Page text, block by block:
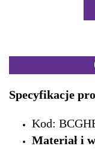
Specyfikacje
Kod:
Materiał i